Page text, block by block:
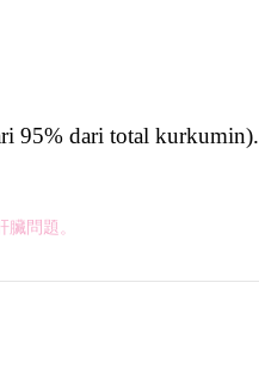
95% dari total kurkumin).